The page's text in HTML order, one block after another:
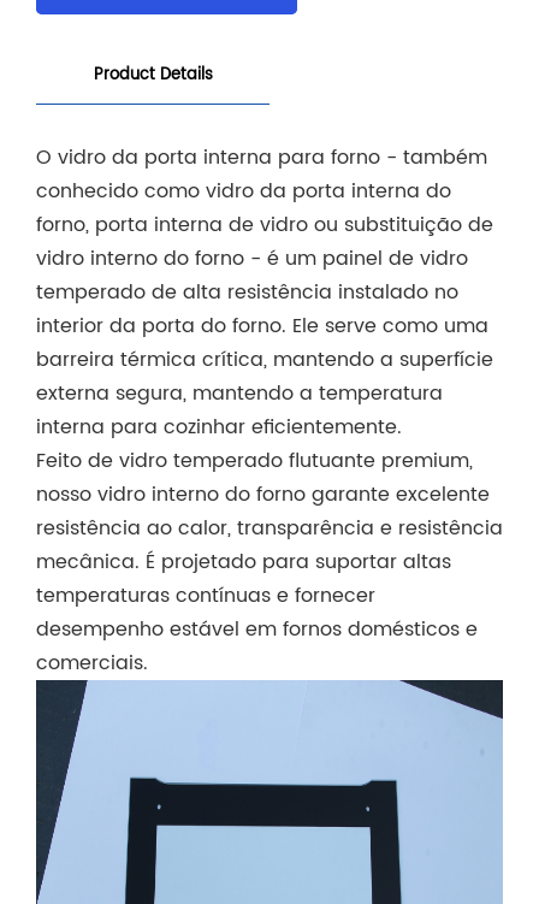
Product Details
O vidro da porta interna para forno - também
conhecido como vidro da porta interna do
forno, porta interna de vidro ou substituição de
vidro interno do forno - é um painel de vidro
temperado de alta resistência instalado no
interior da porta do forno. Ele serve como uma
barreira térmica crítica, mantendo a superfície
externa segura, mantendo a temperatura
interna para cozinhar eficientemente.
Feito de vidro temperado flutuante premium,
nosso vidro interno do forno garante excelente
resistência ao calor, transparência e resistência
mecânica. É projetado para suportar altas
temperaturas contínuas e fornecer
desempenho estável em fornos domésticos e
comerciais.